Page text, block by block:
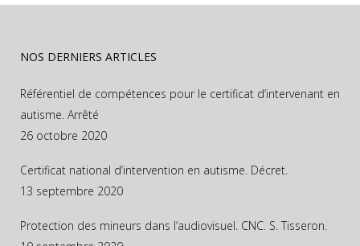
NOS DERNIERS ARTICLES
Référentiel de compétences pour le certificat d’intervenant en
autisme. Arrêté
26 octobre 2020
Certificat national d’intervention en autisme. Décret.
13 septembre 2020
Protection des mineurs dans l’audiovisuel. CNC. S. Tisseron.